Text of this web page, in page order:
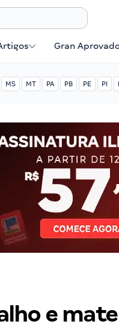
Gran
MS MT PA PB PE PI
e